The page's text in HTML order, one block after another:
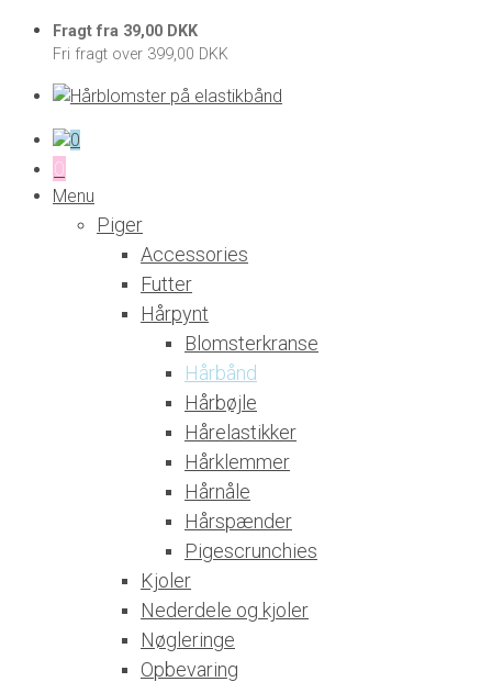
Fragt fra 39,00 DKK
Fri fragt over 399,00 DKK
0
0
Menu
Piger
Accessories
Futter
Hårpynt
Blomsterkranse
Hårbånd
Hårbøjle
Hårelastikker
Hårklemmer
Hårnåle
Hårspænder
Pigescrunchies
Kjoler
Nederdele og kjoler
Nøgleringe
Opbevaring